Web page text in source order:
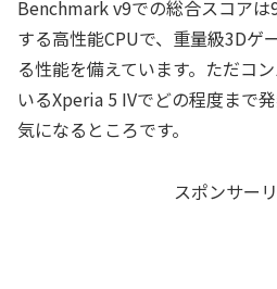
Benchmark v9での総合スコア
する高性能CPUで、重量級3Dゲ
る性能を備えています。ただコ
いるXperia 5 IVでどの程度まで
気になるところです。
スポンサー